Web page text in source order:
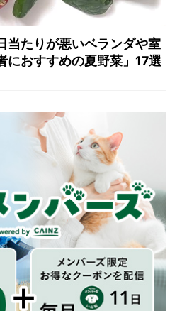
当たりが悪いベランダや室
におすすめの夏野菜」17選